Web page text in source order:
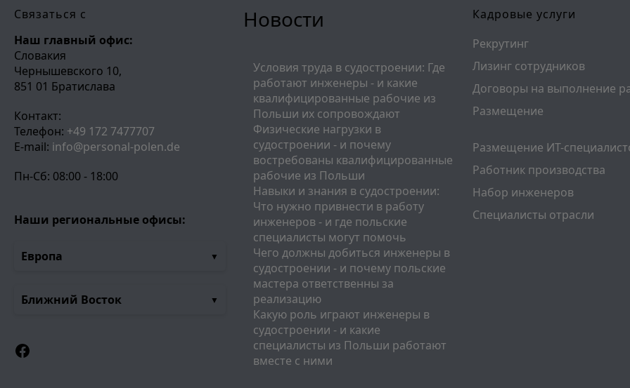
Связаться с
Наш главный офис:
Словакия
Чернышевского 10,
851 01 Братислава
Контакт:
Телефон: +49 172 7477707
E-mail: info@personal-polen.de
Пн-Сб: 08:00 - 18:00
Наши региональные офисы:
Европа
Ближний Восток
Facebook
Новости
Условия труда в судостроении: Где
работают инженеры - и какие
квалифицированные рабочие из
Польши их сопровождают
Физические нагрузки в
судостроении - и почему
востребованы квалифицированные
рабочие из Польши
Навыки и знания в судостроении:
Что нужно привнести в работу
инженеров - и где польские
специалисты могут помочь
Чего должны добиться инженеры в
судостроении - и почему польские
мастера ответственны за
реализацию
Какую роль играют инженеры в
судостроении - и какие
специалисты из Польши работают
вместе с ними
Кадровые услуги
Рекрутинг
Лизинг сотрудников
Договоры на выполнение
Размещение
Размещение ИТ-
Работник производства
Набор инженеров
Специалисты отрасли